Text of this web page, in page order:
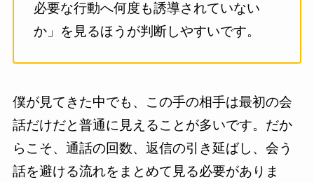
必要な行動へ何度も誘導されていない
か」を見るほうが判断しやすいです。
僕が見てきた中でも、この手の相手は最初の会
話だけだと普通に見えることが多いです。だか
らこそ、通話の回数、返信の引き延ばし、会う
話を避ける流れをまとめて見る必要がありま